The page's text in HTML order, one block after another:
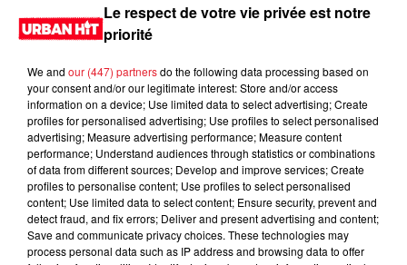
Dystinct - YamaLe respect de votre vie privée est notre
priorité
We and our (447) partnersdo the following data processing based on
your consent and/or our legitimate interest: Store and/or access
information on a device; Use limited data to select advertising; Create
profiles for personalised advertising; Use profiles to select personalised
advertising; Measure advertising performance; Measure content
performance; Understand audiences through statistics or combinations
of data from different sources; Develop and improve services; Create
profiles to personalise content; Use profiles to select personalised
content; Use limited data to select content; Ensure security, prevent and
detect fraud, and fix errors; Deliver and present advertising and content;
Save and communicate privacy choices. These technologies may
process personal data such as IP address and browsing data to offer